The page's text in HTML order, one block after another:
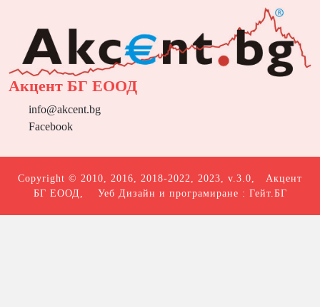
Акцент БГ ЕООД
info@akcent.bg
Facebook
Copyright © 2010, 2016, 2018-2022, 2023, v.3.0, Акцент
БГ ЕООД , Уеб Дизайн и програмиране : Гейт.БГ